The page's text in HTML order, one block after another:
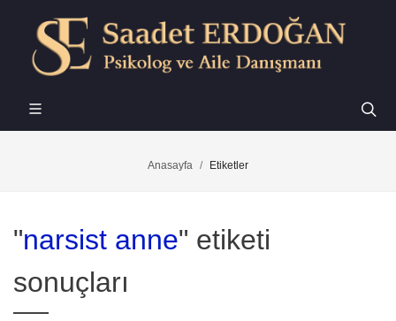
Anasayfa Etiketler
"narsist anne" etiketi
sonuçları